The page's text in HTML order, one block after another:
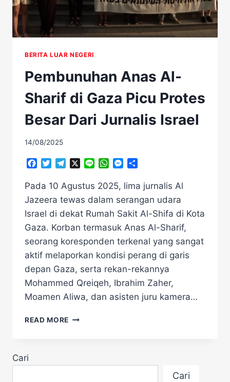
BERITA LUAR NEGERI
Pembunuhan Anas Al-
Sharif di Gaza Picu Protes
Besar Dari Jurnalis Israel
14/08/2025
Facebook
TwitterTelegramLine WhatsAppMessenger
Pada 10 Agustus 2025, lima jurnalis Al
Jazeera tewas dalam serangan udara
Israel di dekat Rumah Sakit Al-Shifa di Kota
Gaza. Korban termasuk Anas Al-Sharif,
seorang koresponden terkenal yang sangat
aktif melaporkan kondisi perang di garis
depan Gaza, serta rekan-rekannya
Mohammed Qreiqeh, Ibrahim Zaher,
Moamen Aliwa, dan asisten juru kamera…
READ MORE PEMBUNUHAN
Cari
Cari